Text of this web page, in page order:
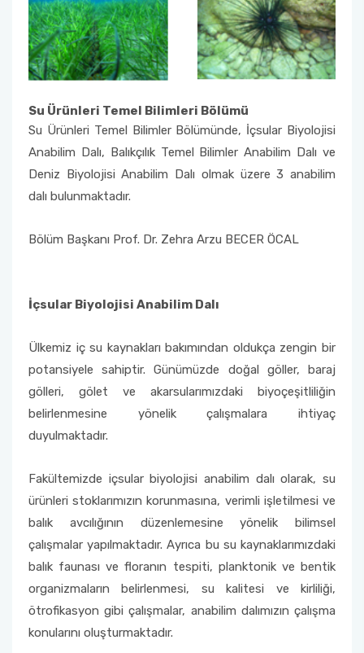
Su Ürünleri Temel Bilimleri Bölümü
Su Ürünleri Temel Bilimler Bölümünde, İçsular Biyolojisi
Anabilim Dalı, Balıkçılık Temel Bilimler Anabilim Dalı ve
Deniz Biyolojisi Anabilim Dalı olmak üzere 3 anabilim
dalı bulunmaktadır.
Bölüm Başkanı Prof. Dr. Zehra Arzu BECER ÖCAL
İçsular Biyolojisi Anabilim Dalı
Ülkemiz iç su kaynakları bakımından oldukça zengin bir
potansiyele sahiptir. Günümüzde doğal göller, baraj
gölleri, gölet ve akarsularımızdaki biyoçeşitliliğin
belirlenmesine yönelik çalışmalara ihtiyaç
duyulmaktadır.
Fakültemizde içsular biyolojisi anabilim dalı olarak, su
ürünleri stoklarımızın korunmasına, verimli işletilmesi ve
balık avcılığının düzenlemesine yönelik bilimsel
çalışmalar yapılmaktadır. Ayrıca bu su kaynaklarımızdaki
balık faunası ve floranın tespiti, planktonik ve bentik
organizmaların belirlenmesi, su kalitesi ve kirliliği,
ötrofikasyon gibi çalışmalar, anabilim dalımızın çalışma
konularını oluşturmaktadır.
Anketler
Görüş, Öneri ve Şikayet Formu
Projeler Patentler ve Ödüller